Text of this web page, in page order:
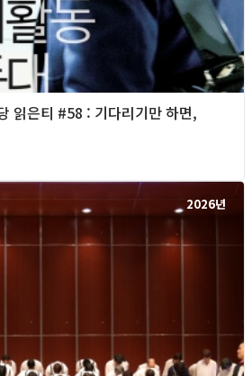
읽은티 #58 : 기다리기만 하면,
2026년